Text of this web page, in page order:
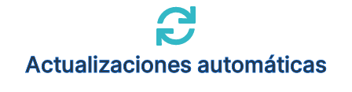
Actualizaciones automáticas